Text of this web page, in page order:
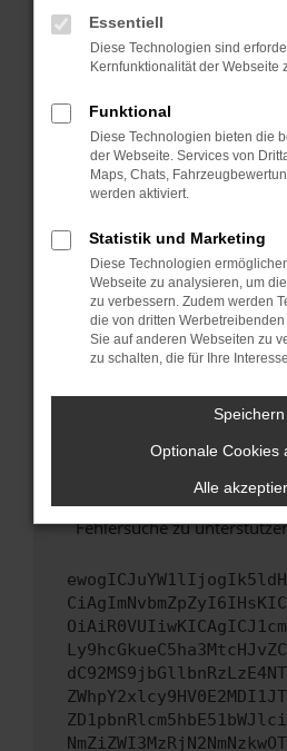
Manche Erweiterungen,
können das Laden
verhindern. Funktioniert
Fenster?
Starte dein Gerät neu.
Das kann manchmal
Probleme zu beheben.
Betriebssystem auf dem
sind.
Veraltete Software birgt
Sicherheitsrisiko, sondern
führen, dass bestimmte
unterstützt werden.
Wende dich an den
Wenn du alle oben
hast, kontaktiere uns bitte.
versuchen, das Problem
uns diesen Text schicken,
Fehlersuche zu
Essentiell
Diese Technologien sind
Kernfunktionalität der Webseite
Funktional
Diese Technologien bieten die
der Webseite. Services von
Maps, Chats,
werden aktiviert.
Statistik und Marketing
Diese Technologien
Webseite zu analysieren, um
zu verbessern. Zudem werden
die von dritten
Sie auf anderen Webseiten zu
zu schalten, die für Ihre
Speichern
Optionale Cookies
Alle